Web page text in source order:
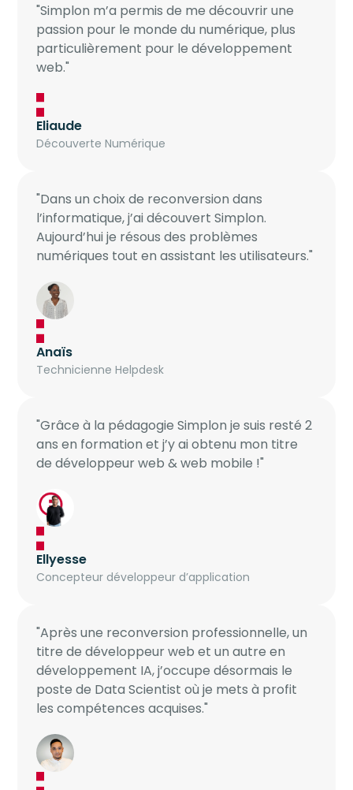
"Simplon m’a permis de me découvrir une
passion pour le monde du numérique, plus
particulièrement pour le développement
web."
Eliaude
Découverte Numérique
"Dans un choix de reconversion dans
l’informatique, j’ai découvert Simplon.
Aujourd’hui je résous des problèmes
numériques tout en assistant les utilisateurs."
Anaïs
Technicienne Helpdesk
"Grâce à la pédagogie Simplon je suis resté 2
ans en formation et j’y ai obtenu mon titre
de développeur web & web mobile !"
Ellyesse
Concepteur développeur d’application
"Après une reconversion professionnelle, un
titre de développeur web et un autre en
développement IA, j’occupe désormais le
poste de Data Scientist où je mets à profit
les compétences acquises."